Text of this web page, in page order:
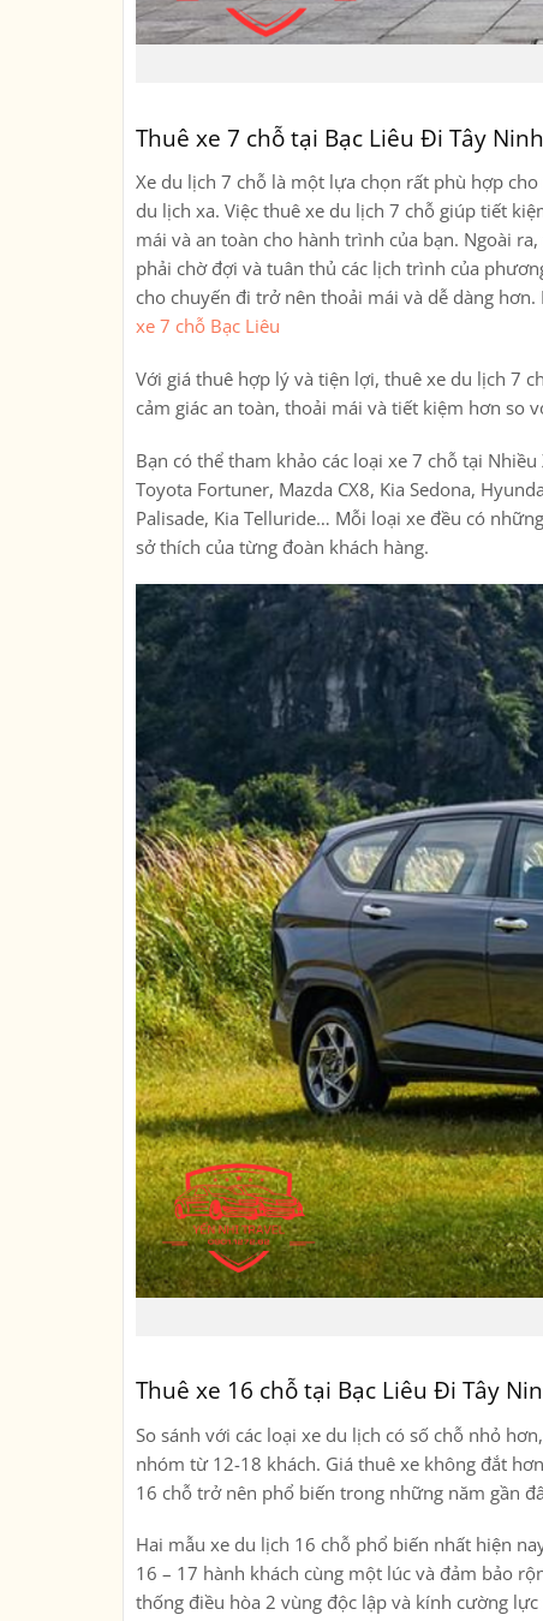
Thuê xe 7 chỗ tại Bạc Liêu Đi Tây Ninh
Xe du lịch 7 chỗ là một lựa chọn rất phù hợp
du lịch xa. Việc thuê xe du lịch 7 chỗ giúp tiết
mái và an toàn cho hành trình của bạn. Ngoài
phải chờ đợi và tuân thủ các lịch trình của
cho chuyến đi trở nên thoải mái và dễ dàng
xe 7 chỗ Bạc Liêu
Với giá thuê hợp lý và tiện lợi, thuê xe du lịch 7
cảm giác an toàn, thoải mái và tiết kiệm hơn so
Bạn có thể tham khảo các loại xe 7 chỗ tại
Toyota Fortuner, Mazda CX8, Kia Sedona,
Palisade, Kia Telluride… Mỗi loại xe đều có
sở thích của từng đoàn khách hàng.
Thuê xe 16 chỗ tại Bạc Liêu Đi Tây
So sánh với các loại xe du lịch có số chỗ nhỏ
nhóm từ 12-18 khách. Giá thuê xe không đắt
16 chỗ trở nên phổ biến trong những năm gần
Hai mẫu xe du lịch 16 chỗ phổ biến nhất hiện
16 – 17 hành khách cùng một lúc và đảm bảo
thống điều hòa 2 vùng độc lập và kính cường